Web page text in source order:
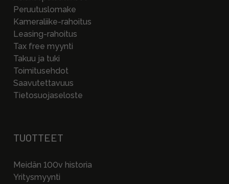
Peruutuslomake
Kameraliike-rahoitus
Leasing-rahoitus
Tax free myynti
Takuu ja tuki
Toimitusehdot
Saavutettavuus
Tietosuojaseloste
TUOTTEET
Meidän 100v historia
Yritysmyynti